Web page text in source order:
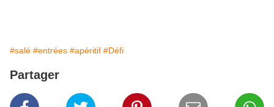
#salé #entrées #apéritif #Défi
Partager